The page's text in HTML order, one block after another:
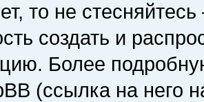
то не
создать и
Более
(ссылка на него